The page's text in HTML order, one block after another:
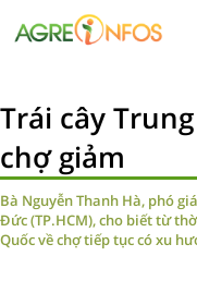
Trái cây
chợ giảm
Bà Nguyễn Thanh Hà, phó
Đức (TP.HCM), cho biết từ
Quốc về chợ tiếp tục có xu